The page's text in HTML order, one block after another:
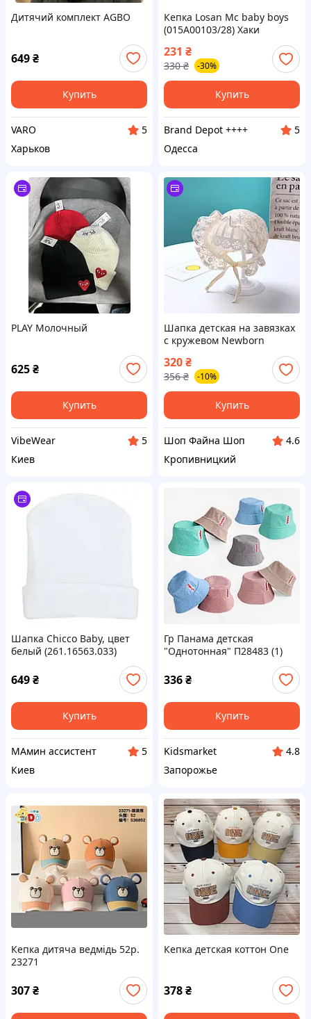
Дитячий комплект AGBO
649₴
Купить
VARO
5
Харьков
Кепка Losan Mc baby boys
(015A00103/28) Хаки
231 ₴
330 ₴ -30%
Купить
Brand Depot ++++
5
Одесса
PLAY Молочный
625₴
Купить
VibeWear
5
Киев
Шапка детская на завязках
с кружевом Newborn
Double Layer (Бежевый 38-
44 см) 0-6 месяцев
320₴
356 ₴ -10%
Купить
Шоп Файна Шоп
4.6
Кропивницкий
Шапка Chicco Baby, цвет
белый (261.16563.033)
649₴
Купить
МАмин ассистент
5
Киев
Гр Панама детская
"Однотонная" П28483 (1)
336₴
Купить
Kidsmarket
4.8
Запорожье
Кепка дитяча ведмідь 52р.
23271
307₴
Кепка детская коттон One
378₴